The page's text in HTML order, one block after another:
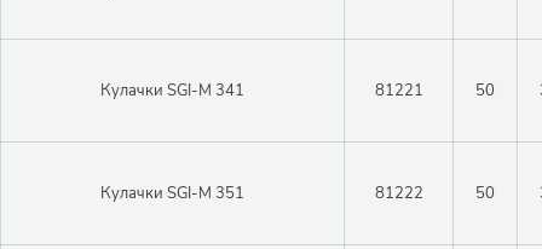
Кулачки SGI-M 341 81221 50
Кулачки SGI-M 351 81222 50
Регистрация